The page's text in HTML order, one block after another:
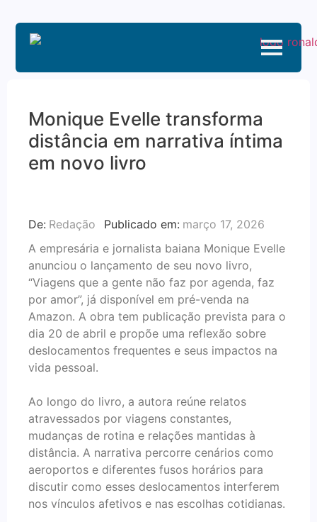
Monique Evelle transforma
distância em narrativa íntima
em novo livro
De: Redação Publicado em: março 17, 2026
A empresária e jornalista baiana Monique Evelle
anunciou o lançamento de seu novo livro,
“Viagens que a gente não faz por agenda, faz
por amor”, já disponível em pré-venda na
Amazon. A obra tem publicação prevista para o
dia 20 de abril e propõe uma reflexão sobre
deslocamentos frequentes e seus impactos na
vida pessoal.
Ao longo do livro, a autora reúne relatos
atravessados por viagens constantes,
mudanças de rotina e relações mantidas à
distância. A narrativa percorre cenários como
aeroportos e diferentes fusos horários para
discutir como esses deslocamentos interferem
nos vínculos afetivos e nas escolhas cotidianas.